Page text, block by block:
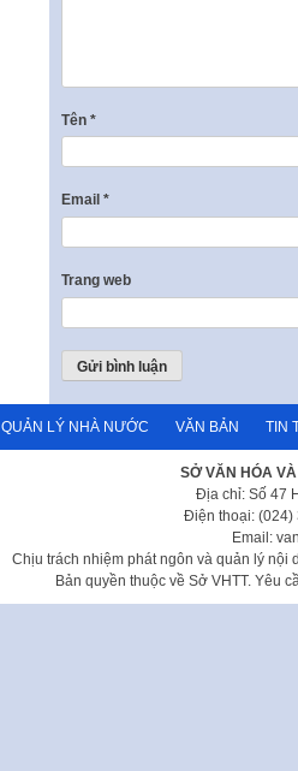
Tên *
Email *
Trang web
QUẢN LÝ NHÀ NƯỚC VĂN BẢN TIN
SỞ VĂN HÓA
Địa chỉ: Số 47
Điện thoại: (024)
Email:
Chịu trách nhiệm phát ngôn và quản lý nội
Bản quyền thuộc về Sở VHTT. Yêu